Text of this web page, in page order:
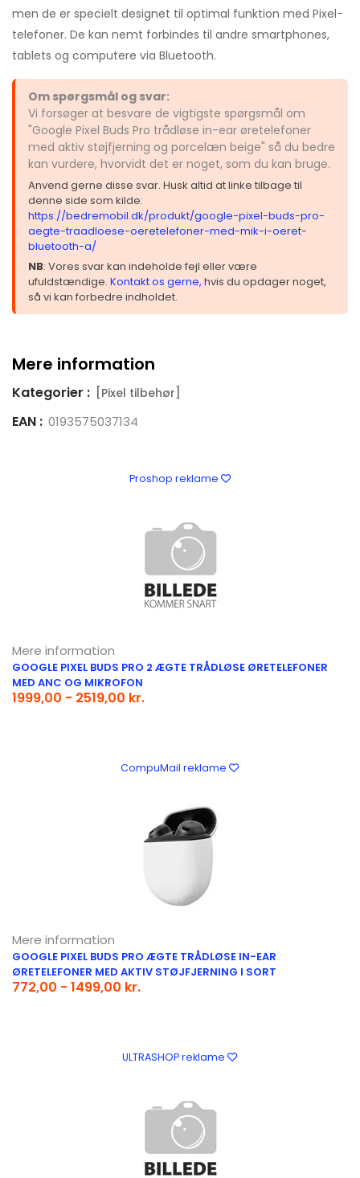
men de er specielt designet til optimal funktion med Pixel-
telefoner. De kan nemt forbindes til andre smartphones,
tablets og computere via Bluetooth.
Om spørgsmål og svar:
Vi forsøger at besvare de vigtigste spørgsmål om
"Google Pixel Buds Pro trådløse in-ear øretelefoner
med aktiv støjfjerning og porcelæn beige" så du bedre
kan vurdere, hvorvidt det er noget, som du kan bruge.
Anvend gerne disse svar. Husk altid at linke tilbage til
denne side som kilde:
https://bedremobil.dk/produkt/google-pixel-buds-pro-
aegte-traadloese-oeretelefoner-med-mik-i-oeret-
bluetooth-a/
NB: Vores svar kan indeholde fejl eller være
ufuldstændige. Kontakt os gerne, hvis du opdager noget,
så vi kan forbedre indholdet.
Mere information
Kategorier : [Pixel tilbehør]
EAN : 0193575037134
Proshop reklame
Mere information
GOOGLE PIXEL BUDS PRO 2 ÆGTE TRÅDLØSE ØRETELEFONER
MED ANC OG MIKROFON
1999,00 - 2519,00 kr.
CompuMail reklame
Mere information
GOOGLE PIXEL BUDS PRO ÆGTE TRÅDLØSE IN-EAR
ØRETELEFONER MED AKTIV STØJFJERNING I SORT
772,00 - 1499,00 kr.
ULTRASHOP reklame